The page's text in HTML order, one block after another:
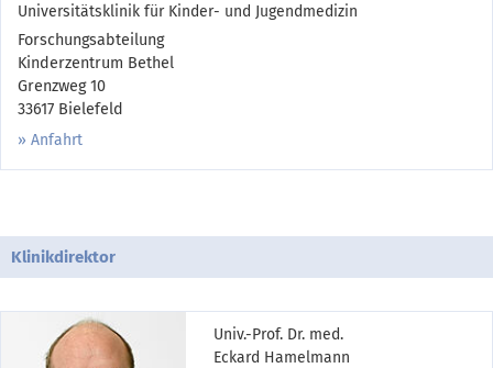
Universitätsklinik für Kinder- und Jugendmedizin
Forschungsabteilung
Kinderzentrum Bethel
Grenzweg 10
33617 Bielefeld
Anfahrt
Klinikdirektor
Univ.-Prof. Dr. med.
Eckard Hamelmann